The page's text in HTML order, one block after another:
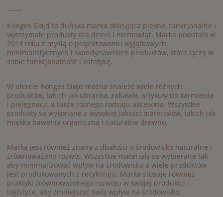
------
Konges Sløjd to duńska marka oferująca piękne, funkcjonalne i
wytrzymałe produkty dla dzieci i niemowląt. Marka powstała w
2014 roku z myślą o projektowaniu wyjątkowych,
minimalistycznych i skandynawskich produktów, które łączą w
sobie funkcjonalność i estetykę.
W ofercie Konges Sløjd można znaleźć wiele różnych
produktów, takich jak ubranka, zabawki, artykuły do karmienia
i pielęgnacji, a także różnego rodzaju akcesoria. Wszystkie
produkty są wykonane z wysokiej jakości materiałów, takich jak
miękka bawełna organiczna i naturalne drewno.
Marka jest również znana z dbałości o środowisko naturalne i
zrównoważony rozwój. Wszystkie materiały są wybierane tak,
aby minimalizować wpływ na środowisko a wiele produktów
jest produkowanych z recyklingu. Marka stosuje również
praktyki zrównoważonego rozwoju w swojej produkcji i
logistyce, aby zmniejszyć swój wpływ na środowisko.